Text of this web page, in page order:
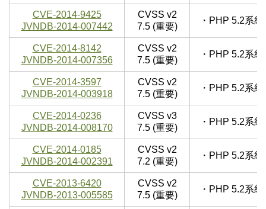
CVE-2014-9425
JVNDB-2014-007442
CVSS v2
7.5 (重要)
・PHP 5.2系
CVE-2014-8142
JVNDB-2014-007356
CVSS v2
7.5 (重要)
・PHP 5.2系
CVE-2014-3597
JVNDB-2014-003918
CVSS v2
7.5 (重要)
・PHP 5.2系
CVE-2014-0236
JVNDB-2014-008170
CVSS v3
7.5 (重要)
・PHP 5.2系
CVE-2014-0185
JVNDB-2014-002391
CVSS v2
7.2 (重要)
・PHP 5.2系
CVE-2013-6420
JVNDB-2013-005585
CVSS v2
7.5 (重要)
・PHP 5.2系